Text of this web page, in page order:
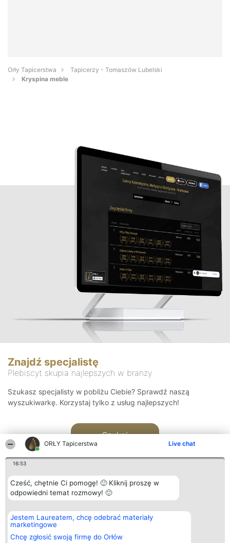
ORŁY Tapicerstwa Live chat
16:53
Cześć, chętnie Ci pomogę! 🙂 Kliknij proszę w
odpowiedni temat rozmowy! 🙂
Jestem Laureatem, chcę odebrać materiały
marketingowe
Chcę zgłosić swoją firmę do Orłów
Orły Tapicerstwa
Tapicerzy - Tomaszów Lubelski
Kryspina meble
Znajdź specjalistę
Plebiscyt skupia najlepszych w branży
Szukasz specjalisty w pobliżu Ciebie? Sprawdź naszą
wyszukiwarkę. Korzystaj tylko z usług najlepszych!
Szukaj
Organizator plebiscytu
Bright Side Solutions sp. z o.
o. sp. k.
ul. Ruska 22
Wrocław 50-079
Plebiscyt
Laureaci
wszystkich
Laureatów
Kontakt
Kontakt